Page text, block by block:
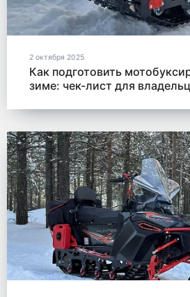
2 октября 2025
Как подготовить
зиме: чек-лист для